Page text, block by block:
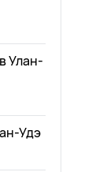
Улан-
Удэ